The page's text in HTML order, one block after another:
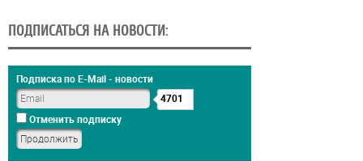
ПОДПИСАТЬСЯ НА НОВОСТИ:
Подписка по E-Mail - новости
4701
Отменить подписку